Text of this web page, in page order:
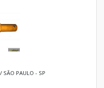
SÃO PAULO - SP